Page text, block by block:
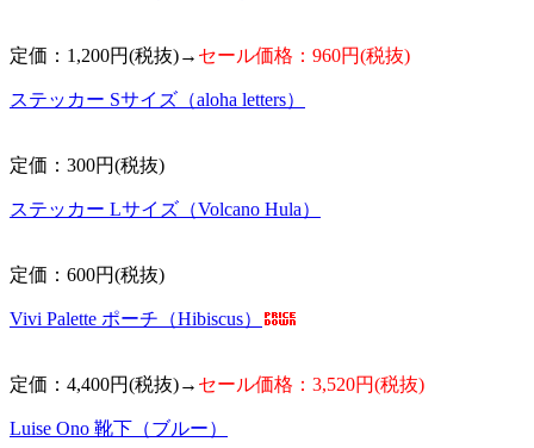
定価：1,200円(税抜)→ セール価格：960円(税抜)
ステッカー Sサイズ（aloha letters）
定価：300円(税抜)
ステッカー Lサイズ（Volcano Hula）
定価：600円(税抜)
Vivi Palette ポーチ（Hibiscus）
定価：4,400円(税抜)→ セール価格：3,520円(税抜)
Luise Ono 靴下（ブルー）